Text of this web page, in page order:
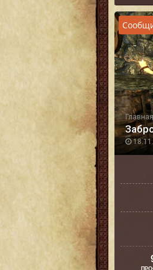
Главная